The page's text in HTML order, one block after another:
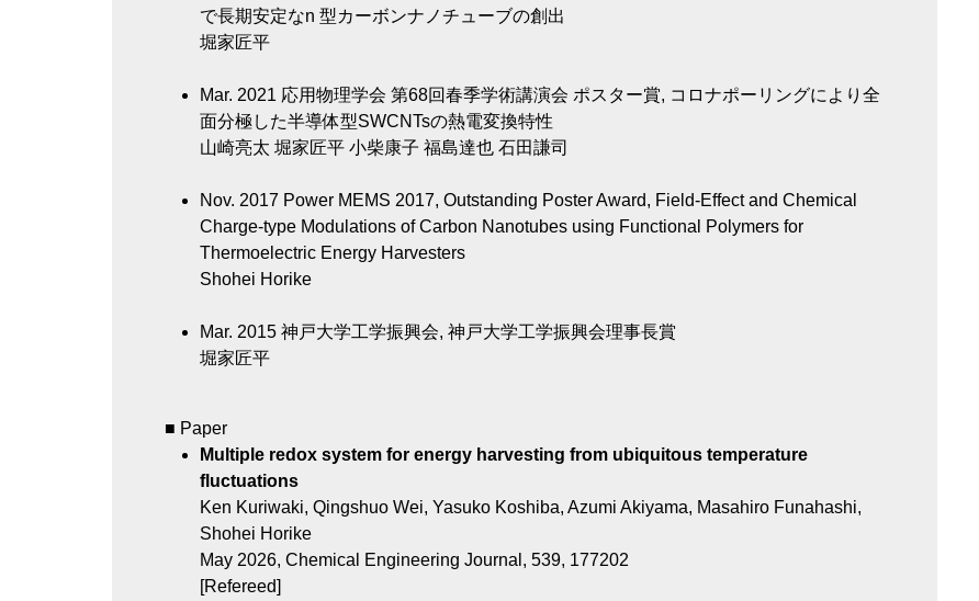
で長期安定なn 型カーボンナノチューブの創出
堀家匠平
Mar. 2021 応用物理学会 第68回春季学術講演会 ポスター賞, コロナポーリングにより全
面分極した半導体型SWCNTsの熱電変換特性
山崎亮太 堀家匠平 小柴康子 福島達也 石田謙司
Nov. 2017 Power MEMS 2017, Outstanding Poster Award, Field-Effect and Chemical
Charge-type Modulations of Carbon Nanotubes using Functional Polymers for
Thermoelectric Energy Harvesters
Shohei Horike
Mar. 2015 神戸大学工学振興会, 神戸大学工学振興会理事長賞
堀家匠平
■ Paper
Multiple redox system for energy harvesting from ubiquitous temperature
fluctuations
Ken Kuriwaki, Qingshuo Wei, Yasuko Koshiba, Azumi Akiyama, Masahiro Funahashi,
Shohei Horike
May 2026, Chemical Engineering Journal, 539, 177202
[Refereed]